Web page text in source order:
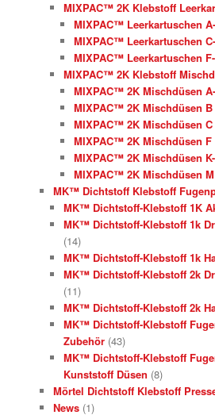
MIXPAC™ 2K Klebstoff
MIXPAC™ Leerkartuschen
MIXPAC™ Leerkartuschen
MIXPAC™ Leerkartuschen
MIXPAC™ 2K Klebstoff
MIXPAC™ 2K Mischdüsen
MIXPAC™ 2K Mischdüsen
MIXPAC™ 2K Mischdüsen
MIXPAC™ 2K Mischdüsen F
MIXPAC™ 2K Mischdüsen
MIXPAC™ 2K Mischdüsen
MK™ Dichtstoff Klebstoff
MK™ Dichtstoff-Klebstoff 1K
MK™ Dichtstoff-Klebstoff 1k
(14)
MK™ Dichtstoff-Klebstoff 1k
MK™ Dichtstoff-Klebstoff 2k
(11)
MK™ Dichtstoff-Klebstoff 2k
MK™ Dichtstoff-Klebstoff
Zubehör (43)
MK™ Dichtstoff-Klebstoff
Kunststoff Düsen (8)
Mörtel Dichtstoff Klebstoff
News (1)